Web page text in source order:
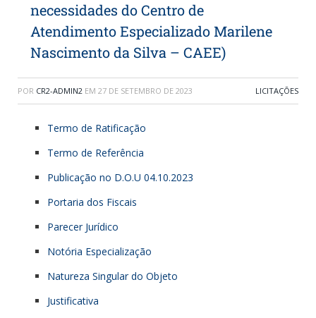
necessidades do Centro de
Atendimento Especializado Marilene
Nascimento da Silva – CAEE)
POR CR2-ADMIN2 EM 27 DE SETEMBRO DE 2023 LICITAÇÕES
Termo de Ratificação
Termo de Referência
Publicação no D.O.U 04.10.2023
Portaria dos Fiscais
Parecer Jurídico
Notória Especialização
Natureza Singular do Objeto
Justificativa